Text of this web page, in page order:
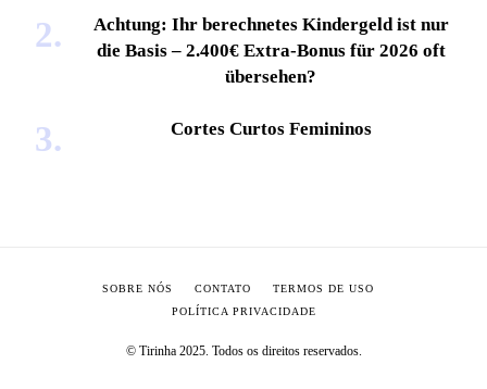
Achtung: Ihr berechnetes Kindergeld ist nur
die Basis – 2.400€ Extra-Bonus für 2026 oft
übersehen?
Cortes Curtos Femininos
© Tirinha 2025. Todos os direitos reservados.
SOBRE NÓS CONTATO
TERMOS DE USO
POLÍTICA PRIVACIDADE